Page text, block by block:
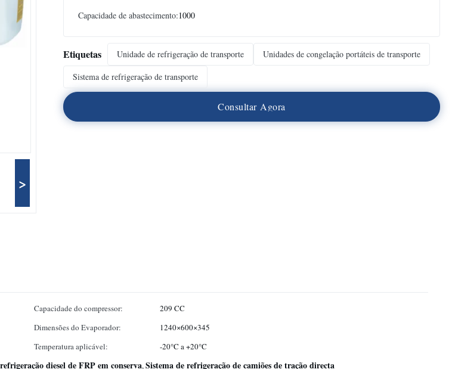
>
Capacidade de abastecimento:1000
Etiquetas Unidade de refrigeração de transporte
Unidades de congelação portáteis de transporte
Sistema de refrigeração de transporte
Consultar Agora
Capacidade do compressor:
209 CC
Dimensões do Evaporador:
1240×600×345
Temperatura aplicável:
-20°C a +20°C
diesel de FRP em conserva,Sistema de refrigeração de camiões de tração directa